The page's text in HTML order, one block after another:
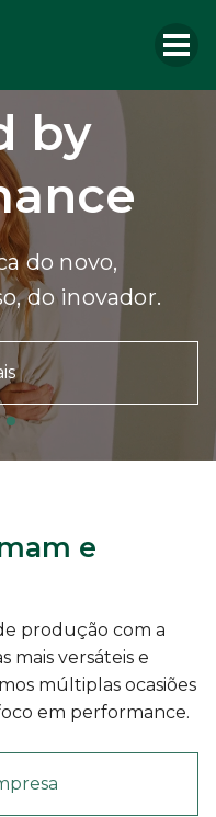
by
do novo,
do inovador.
e
produção com a
mais versáteis e
múltiplas ocasiões
em performance.